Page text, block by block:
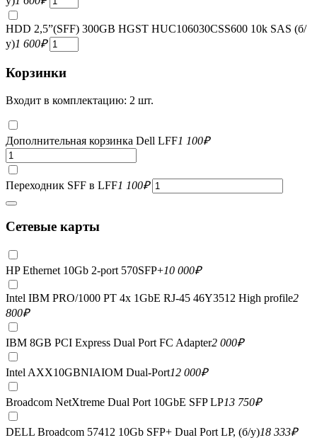
HDD 2,5”(SFF) 300GB HGST HUC106030CSS600 10k SAS (б/
у)1 600₽
Корзинки
Входит в комплектацию: 2 шт.
Дополнительная корзинка Dell LFF1 100₽
Переходник SFF в LFF1 100₽
Сетевые карты
HP Ethernet 10Gb 2-port 570SFP+10 000₽
Intel IBM PRO/1000 PT 4x 1GbE RJ-45 46Y3512 High profile2
800₽
IBM 8GB PCI Express Dual Port FC Adapter2 000₽
Intel AXX10GBNIAIOM Dual-Port12 000₽
Broadcom NetXtreme Dual Port 10GbE SFP LP13 750₽
DELL Broadcom 57412 10Gb SFP+ Dual Port LP, (б/у)18 333₽